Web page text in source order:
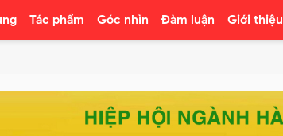
Tác phẩm Góc nhìn Đàm luận Giới thiệu